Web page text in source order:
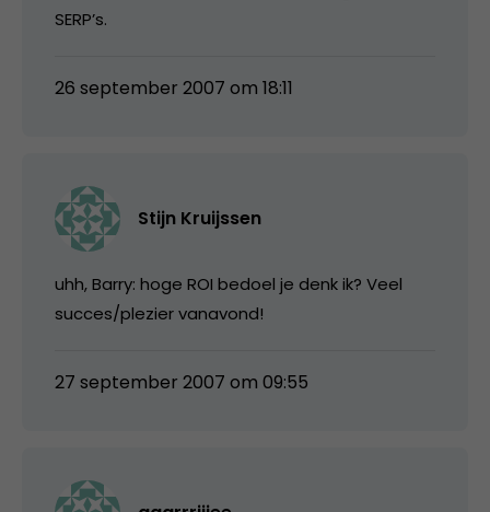
SERP’s.
26 september 2007 om 18:11
Stijn Kruijssen
uhh, Barry: hoge ROI bedoel je denk ik? Veel
succes/plezier vanavond!
27 september 2007 om 09:55